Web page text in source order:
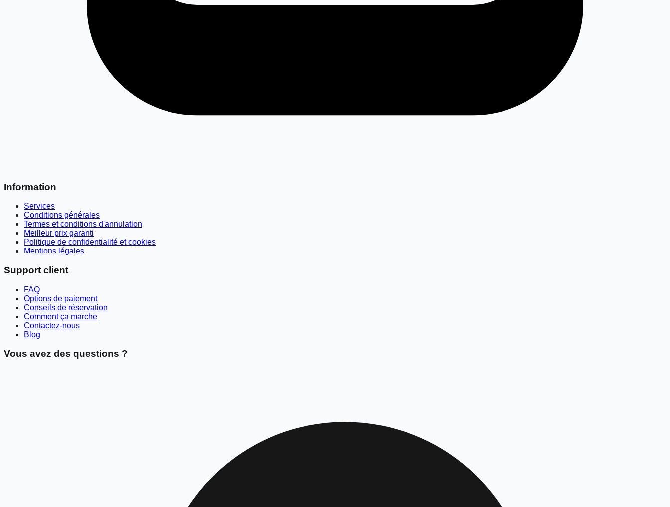
Information
Services
Conditions générales
Termes et conditions d'annulation
Meilleur prix garanti
Politique de confidentialité et cookies
Mentions légales
Support client
FAQ
Options de paiement
Conseils de réservation
Comment ça marche
Contactez-nous
Blog
Vous avez des questions ?